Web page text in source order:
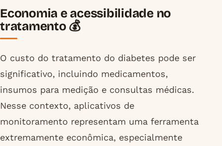
Economia e acessibilidade no
tratamento 💰
O custo do tratamento do diabetes pode ser
significativo, incluindo medicamentos,
insumos para medição e consultas médicas.
Nesse contexto, aplicativos de
monitoramento representam uma ferramenta
extremamente econômica, especialmente